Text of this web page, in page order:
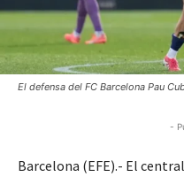
El defensa del FC Barcelona Pau
-
Barcelona (EFE).- El